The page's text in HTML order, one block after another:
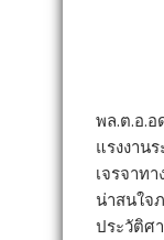
พล.ต.อ.อ
แรงงาน
เจรจาท
น่าสนใจ
ประวัติศ